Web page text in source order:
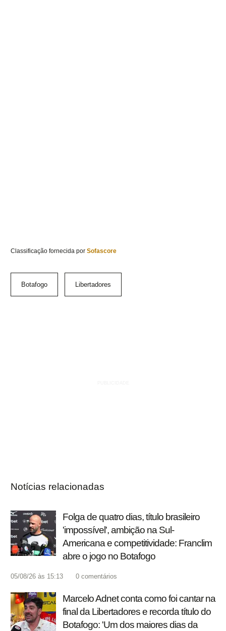
Classificação fornecida por Sofascore
Botafogo Libertadores
Notícias relacionadas
Folga de quatro dias, título brasileiro
'impossível', ambição na Sul-
Americana e competitividade: Franclim
abre o jogo no Botafogo
05/08/26 às 15:13 0 comentários
Marcelo Adnet conta como foi cantar na
final da Libertadores e recorda título do
Botafogo: 'Um dos maiores dias da